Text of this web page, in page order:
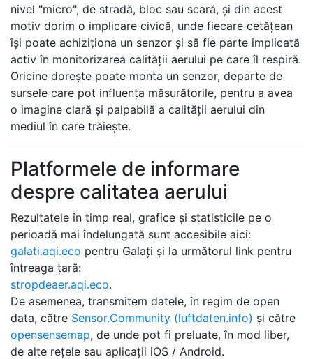
nivel "micro", de stradă, bloc sau scară, și din acest
motiv dorim o implicare civică, unde fiecare cetățean
își poate achiziționa un senzor și să fie parte implicată
activ în monitorizarea calității aerului pe care îl respiră.
Oricine dorește poate monta un senzor, departe de
sursele care pot influența măsurătorile, pentru a avea
o imagine clară și palpabilă a calității aerului din
mediul în care trăiește.
Platformele de informare
despre calitatea aerului
Rezultatele în timp real, grafice și statisticile pe o
perioadă mai îndelungată sunt accesibile aici:
galati.aqi.eco pentru Galați și la următorul link pentru
întreaga țară:
stropdeaer.aqi.eco.
De asemenea, transmitem datele, în regim de open
data, către Sensor.Community (luftdaten.info) și către
opensensemap, de unde pot fi preluate, în mod liber,
de alte rețele sau aplicații iOS / Android.